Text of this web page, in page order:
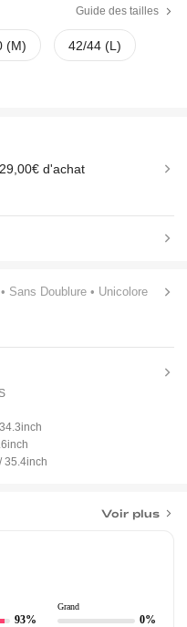
Guide des tailles
(M) 42/44 (L)
d'achat
• Sans Doublure• Unicolore
35.4inch
Voir plus
93%
Grand
0%